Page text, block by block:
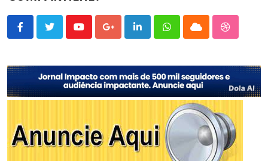
YoutubeGoogle+LinkedInWhatsappCloud